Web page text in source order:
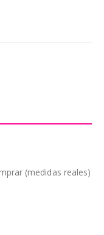
(medidas reales)